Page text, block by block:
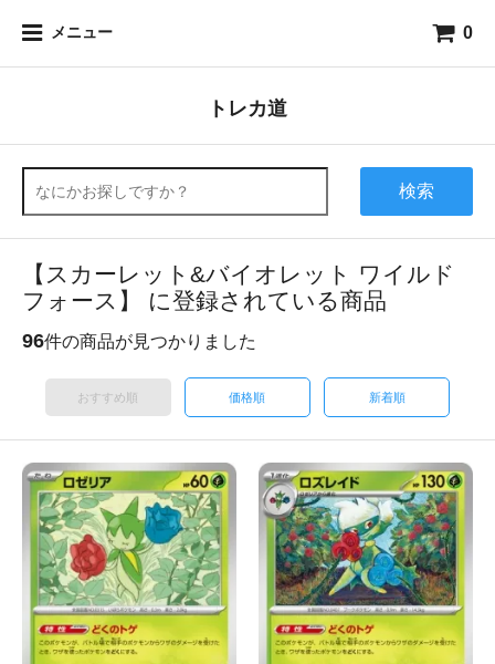
メニュー 0
トレカ道
検索
【スカーレット&バイオレット ワイルド
フォース】 に登録されている商品
96件の商品が見つかりました
おすすめ順 価格順 新着順